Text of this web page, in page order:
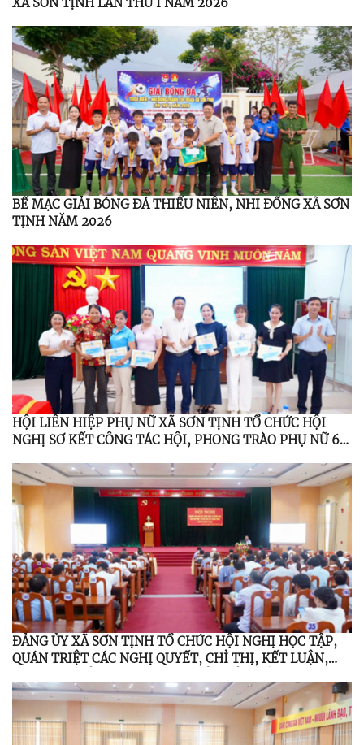
BẾ MẠC GIẢI BÓNG ĐÁ THIẾU NIÊN, NHI ĐỒNG XÃ SƠN
TỊNH NĂM 2026
HỘI LIÊN HIỆP PHỤ NỮ XÃ SƠN TỊNH TỔ CHỨC HỘI
NGHỊ SƠ KẾT CÔNG TÁC HỘI, PHONG TRÀO PHỤ NỮ 6
ĐOẠN 2021 – 2026
ĐẢNG ỦY XÃ SƠN TỊNH TỔ CHỨC HỘI NGHỊ HỌC TẬP,
QUÁN TRIỆT CÁC NGHỊ QUYẾT, CHỈ THỊ, KẾT LUẬN,